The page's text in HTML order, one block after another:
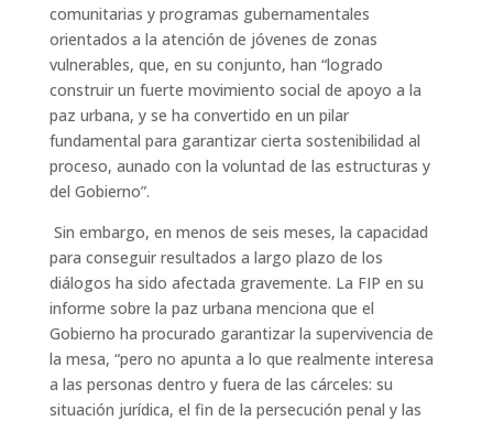
comunitarias y programas gubernamentales
orientados a la atención de jóvenes de zonas
vulnerables, que, en su conjunto, han “logrado
construir un fuerte movimiento social de apoyo a la
paz urbana, y se ha convertido en un pilar
fundamental para garantizar cierta sostenibilidad al
proceso, aunado con la voluntad de las estructuras y
del Gobierno”.
Sin embargo, en menos de seis meses, la capacidad
para conseguir resultados a largo plazo de los
diálogos ha sido afectada gravemente. La FIP en su
informe sobre la paz urbana menciona que el
Gobierno ha procurado garantizar la supervivencia de
la mesa, “pero no apunta a lo que realmente interesa
a las personas dentro y fuera de las cárceles: su
situación jurídica, el fin de la persecución penal y las